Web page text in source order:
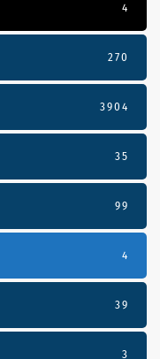
4
270
3904
35
99
4
39
3